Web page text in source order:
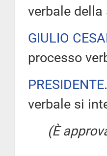
verbale della
GIULIO
processo
PRESIDENTE
verbale si
(È